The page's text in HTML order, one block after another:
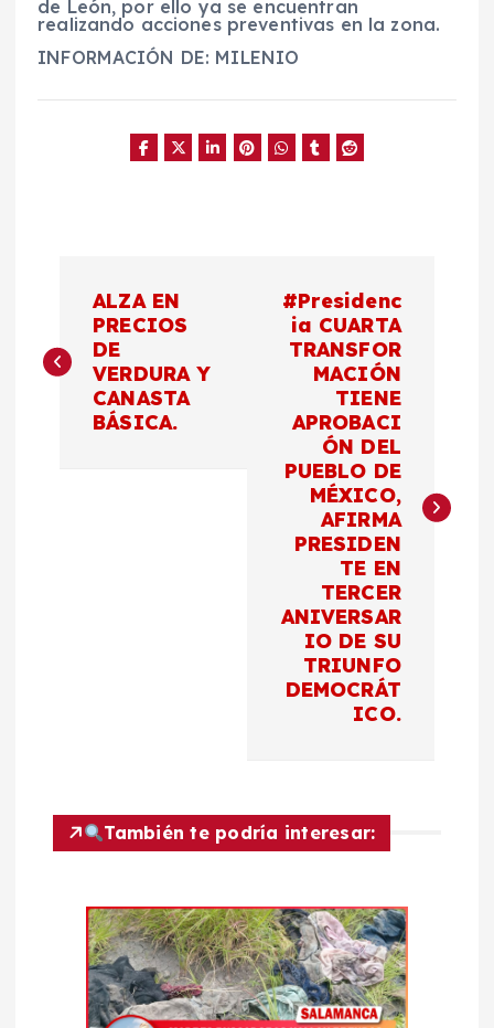
de León, por ello ya se encuentran
realizando acciones preventivas en la zona.
INFORMACIÓN DE: MILENIO
a
v
d
ALZA EN
PRECIOS
DE
VERDURA Y
CANASTA
BÁSICA.
#Presidenc
ia CUARTA
TRANSFOR
MACIÓN
TIENE
APROBACI
ÓN DEL
PUEBLO DE
MÉXICO,
AFIRMA
PRESIDEN
TE EN
TERCER
ANIVERSAR
IO DE SU
TRIUNFO
DEMOCRÁT
ICO.
También te podría interesar: